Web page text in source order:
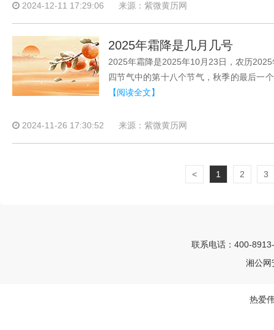
2024-12-11 17:29:06 来源：紫微黄历网
2025年霜降是几月几号
2025年霜降是2025年10月23日，农历
四节气中的第十八个节气，秋季的最后一
【阅读全文】
2024-11-26 17:30:52 来源：紫微黄历网
< 1 2 3
联系电话：400-
湘公网
热爱